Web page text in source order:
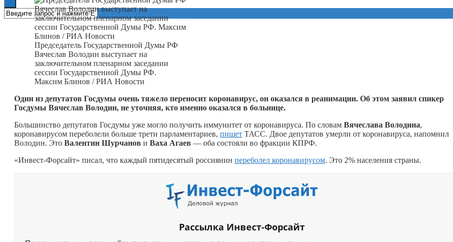
Председатель Государственной Думы РФ
Вячеслав Володин выступает на
заключительном пленарном заседании
сессии Государственной Думы РФ.
Максим Блинов / РИА Новости
Один из депутатов Госдумы очень тяжело переносит коронавирус, он оказался в реанимации. Об этом заявил спикер
Госдумы Вячеслав Володин, не уточняя, кто именно оказался в больнице.
Большинство депутатов Госдумы уже могло получить иммунитет от коронавируса. По словам Вячеслава Володина,
коронавирусом переболели больше трети парламентариев, пишет ТАСС. Двое депутатов умерли от коронавируса, напомнил
Володин. Это Валентин Шурчанов и Ваха Агаев — оба состояли во фракции КПРФ.
«Инвест-Форсайт» писал, что каждый пятидесятый россиянин переболел коронавирусом. Это 2% населения страны.
Рассылка Инвест-Форсайт